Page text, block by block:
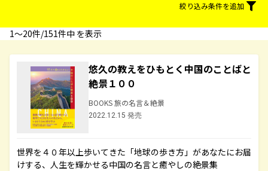
絞り込み条件を追加
1〜20件/151件中 を表示
悠久の教えをひもとく中国のことばと
絶景１００
BOOKS 旅の名言＆絶景
2022.12.15 発売
世界を４０年以上歩いてきた「地球の歩き方」があなたにお届
けする、人生を輝かせる中国の名言と癒やしの絶景集